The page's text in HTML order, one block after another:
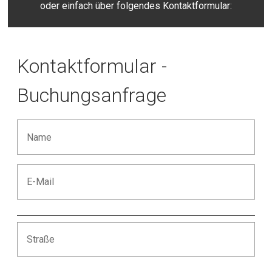
oder einfach über folgendes Kontaktformular:
Kontaktformular -
Buchungsanfrage